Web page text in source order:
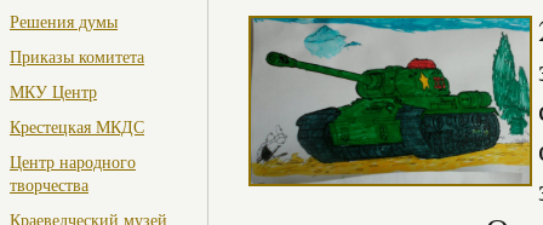
Решения думы
Приказы комитета
МКУ Центр
Крестецкая МКДС
Центр народного
творчества
Краеведческий музей